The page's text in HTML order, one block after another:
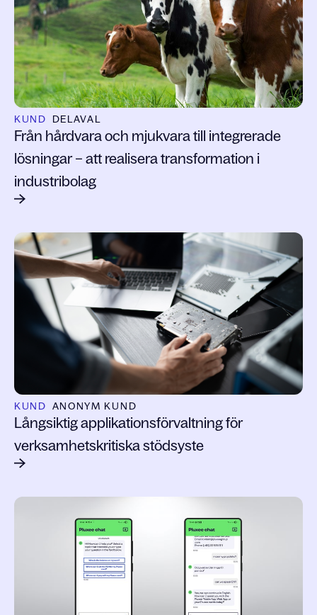
KUND DELAVAL
Från hårdvara och mjukvara till integrerade
lösningar – att realisera transformation i
industribolag
KUND ANONYM KUND
Långsiktig applikationsförvaltning för
verksamhetskritiska stödsyste